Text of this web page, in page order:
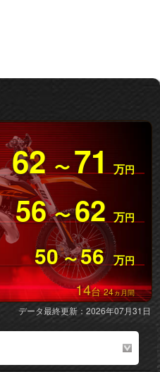
62 〜71 万円
56 〜62 万円
50 〜56 万円
14台24ヵ月間
データ最終更新：2026年07月31日